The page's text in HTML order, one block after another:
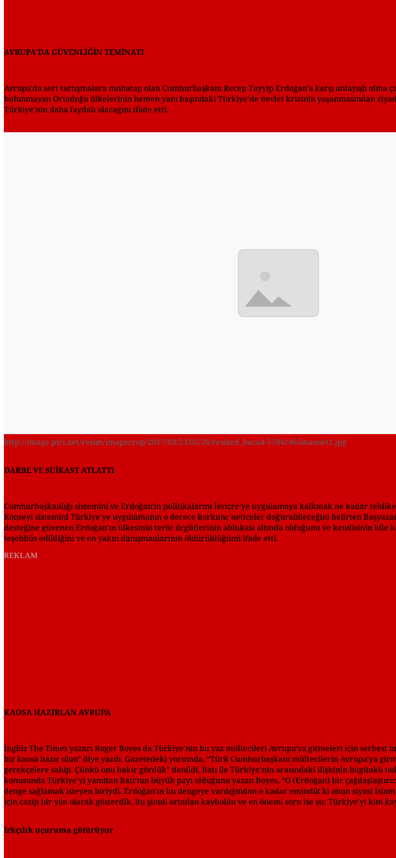
AVRUPA'DA GÜVENLİĞİN TEMİNATI
Avrupa'da sert tartışmalara muhatap olan Cumhurbaşkanı Recep Tayyip Erdoğan'a karşı anlayışlı olma
bulunmayan Ortadoğu ülkelerinin hemen yanı başındaki Türkiye'de devlet krizinin yaşanmasından
Türkiye'nin daha faydalı olacağını ifade etti.
http://image.piri.net/resim/imagecrop/2017/03/23/02/26/resized_baca4-5594c465manset1.jpg
DARBE VE SUİKAST ATLATTI
Cumhurbaşkanlığı sistemini ve Erdoğan'ın politikalarını İsviçre'ye uygulamaya kalkmak ne kadar
Konseyi sistemini Türkiye'ye uygulamanın o derece korkunç neticeler doğurabileceğini belirten
desteğine güvenen Erdoğan'ın ülkesinin terör örgütlerinin ablukası altında olduğunu ve kendisinin bile
teşebbüs edildiğini ve en yakın danışmanlarının öldürüldüğünü ifade etti.
REKLAM
KAOSA HAZIRLAN AVRUPA
İngiliz The Times yazarı Roger Boyes da Türkiye'nin bu yaz mültecileri Avrupa'ya gitmeleri için serbest
bir kaosa hazır olun" diye yazdı. Gazetedeki yorumda, “Türk Cumhurbaşkanı mültecilerin Avrupa'ya
gerekçelere sahip. Çünkü onu hakir gördük" denildi. Batı ile Türkiye'nin arasındaki ilişkinin bugünkü
konusunda Türkiye'yi yanıltan Batı'nın büyük payı olduğunu yazan Boyes, “O (Erdoğan) bir
denge sağlamak isteyen biriydi. Erdoğan'ın bu dengeye vardığından o kadar emindik ki onun siyasi İslam
için cazip bir yön olarak gösterdik. Bu şimdi ortadan kayboldu ve en önemi soru ise şu: Türkiye'yi kim
Irkçılık uçuruma götürüyor